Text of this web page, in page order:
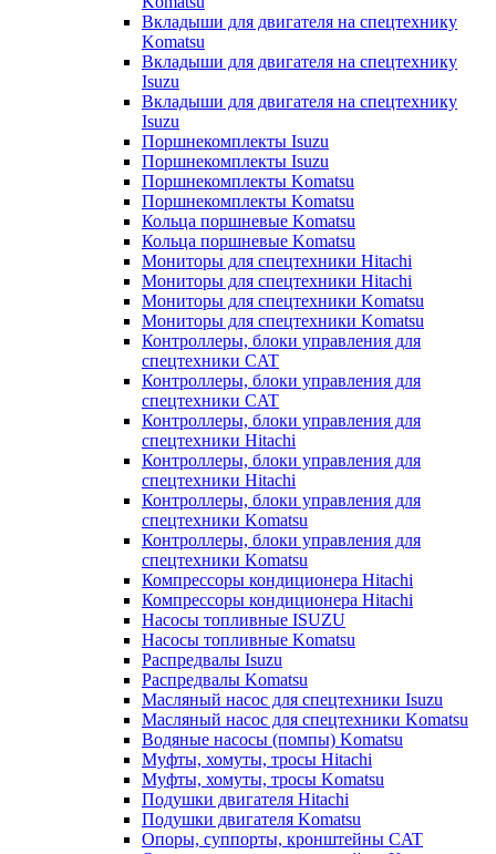
Вкладыши для двигателя на спецтехнику
Komatsu
Вкладыши для двигателя на спецтехнику
Isuzu
Вкладыши для двигателя на спецтехнику
Isuzu
Поршнекомплекты Isuzu
Поршнекомплекты Isuzu
Поршнекомплекты Komatsu
Поршнекомплекты Komatsu
Кольца поршневые Komatsu
Кольца поршневые Komatsu
Мониторы для спецтехники Hitachi
Мониторы для спецтехники Hitachi
Мониторы для спецтехники Komatsu
Мониторы для спецтехники Komatsu
Контроллеры, блоки управления для
спецтехники CAT
Контроллеры, блоки управления для
спецтехники CAT
Контроллеры, блоки управления для
спецтехники Hitachi
Контроллеры, блоки управления для
спецтехники Hitachi
Контроллеры, блоки управления для
спецтехники Komatsu
Контроллеры, блоки управления для
спецтехники Komatsu
Компрессоры кондиционера Hitachi
Компрессоры кондиционера Hitachi
Насосы топливные ISUZU
Насосы топливные Komatsu
Распредвалы Isuzu
Распредвалы Komatsu
Масляный насос для спецтехники Isuzu
Масляный насос для спецтехники Komatsu
Водяные насосы (помпы) Komatsu
Муфты, хомуты, тросы Hitachi
Муфты, хомуты, тросы Komatsu
Подушки двигателя Hitachi
Подушки двигателя Komatsu
Опоры, суппорты, кронштейны CAT